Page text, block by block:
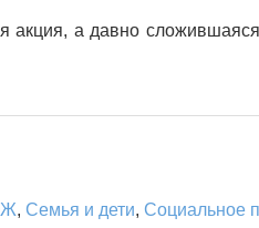
акция, а давно
, Семья и дети, Социальное